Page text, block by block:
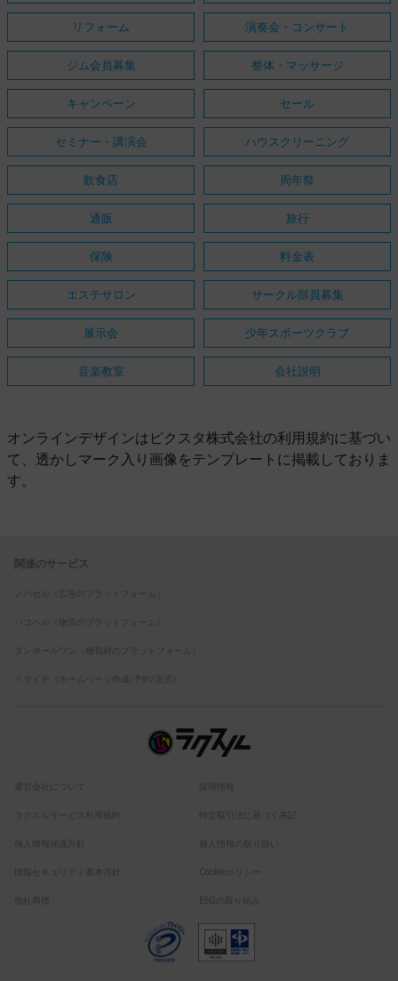
リフォーム 演奏会・コンサート
ジム会員募集 整体・マッサージ
キャンペーン セール
セミナー・講演会 ハウスクリーニング
飲食店 周年祭
通販 旅行
保険 料金表
エステサロン サークル部員募集
展示会 少年スポーツクラブ
音楽教室 会社説明
オンラインデザインはピクスタ株式会社の利用規約に基づい
て、透かしマーク入り画像をテンプレートに掲載しておりま
す。
関連のサービス
ペライチ（ホームページ作成/予約/決済）
採用情報
ラクスルサービス利用規約 特定取引法に基づく表記
個人情報保護方針 個人情報の取り扱い
情報セキュリティ基本方針 Cookieポリシー
他社商標 ESGの取り組み